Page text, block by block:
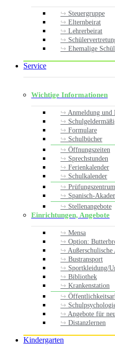
Steuergruppe
Elternbeirat
Lehrerbeirat
Ehemalige
Service
Wichtige Informationen
Anmeldung und
Formulare
Schulbücher
Öffnungszeiten
Sprechstunden
Ferienkalender
Schulkalender
Spanisch-
Stellenangebote
Einrichtungen, Angebote
Mensa
Option:
Bustransport
Sportkleidung/
Bibliothek
Krankenstation
Angebote für
Distanzlernen
Kindergarten